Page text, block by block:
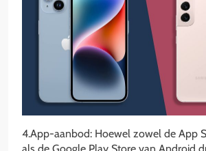
4.App-aanbod: Hoewel zowel de App